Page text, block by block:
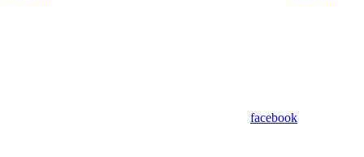
facebook